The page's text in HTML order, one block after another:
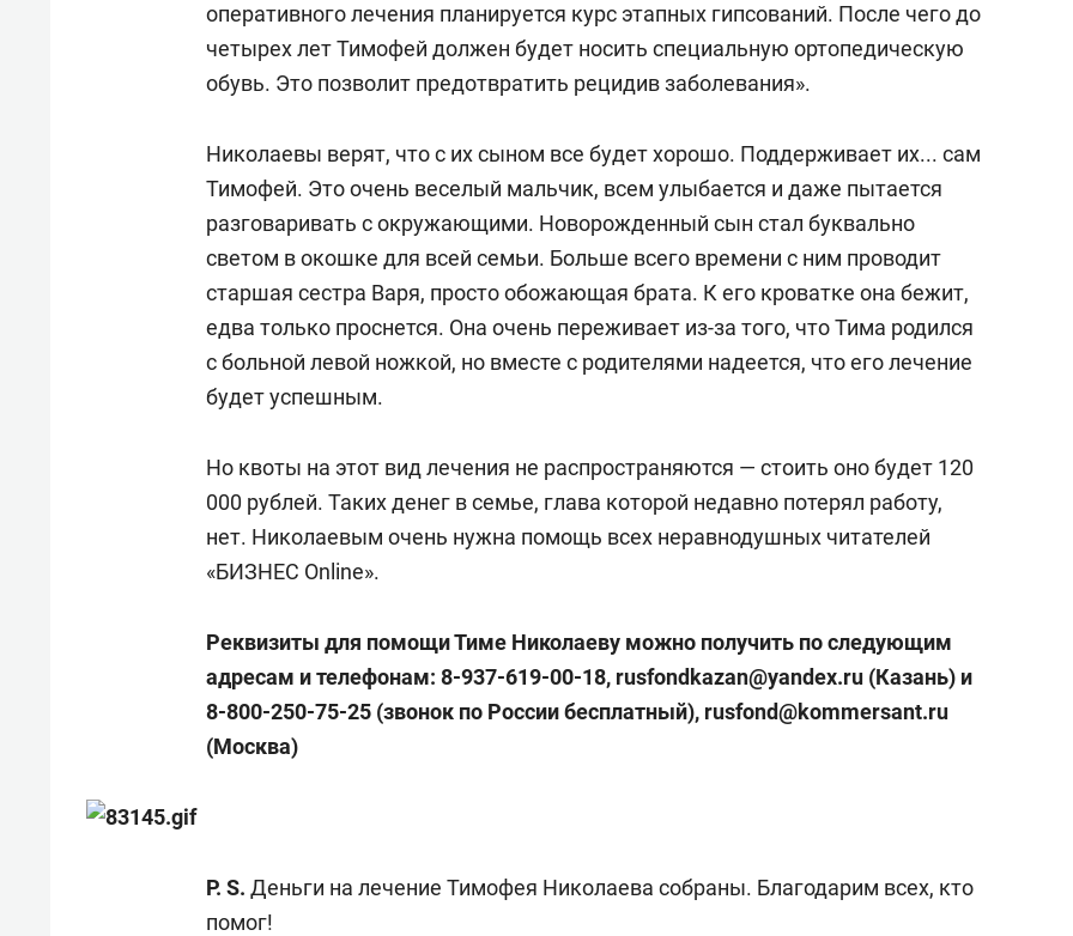
оперативного лечения планируется курс этапных гипсований. После чего до
четырех лет Тимофей должен будет носить специальную ортопедическую
обувь. Это позволит предотвратить рецидив заболевания».
Николаевы верят, что с их сыном все будет хорошо. Поддерживает их... сам
Тимофей. Это очень веселый мальчик, всем улыбается и даже пытается
разговаривать с окружающими. Новорожденный сын стал буквально
светом в окошке для всей семьи. Больше всего времени с ним проводит
старшая сестра Варя, просто обожающая брата. К его кроватке она бежит,
едва только проснется. Она очень переживает из-за того, что Тима родился
с больной левой ножкой, но вместе с родителями надеется, что его лечение
будет успешным.
Но квоты на этот вид лечения не распространяются — стоить оно будет 120
000 рублей. Таких денег в семье, глава которой недавно потерял работу,
нет. Николаевым очень нужна помощь всех неравнодушных читателей
«БИЗНЕС Online».
Реквизиты для помощи Тиме Николаеву можно получить по следующим
адресам и телефонам: 8-937-619-00-18, rusfondkazan@yandex.ru (Казань) и
8-800-250-75-25 (звонок по России бесплатный), rusfond@kommersant.ru
(Москва)
P. S. Деньги на лечение Тимофея Николаева собраны. Благодарим всех, кто
помог!